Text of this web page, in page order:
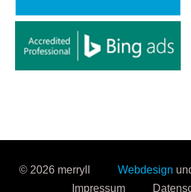
© 2026 merryll Webdesign
Impressum